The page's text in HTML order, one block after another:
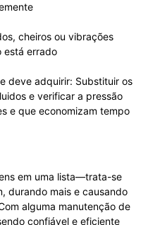
cheiros ou vibrações
está errado
deve adquirir: Substituir os
e verificar a pressão
e que economizam tempo
em uma lista—trata-se
durando mais e causando
alguma manutenção de
confiável e eficiente